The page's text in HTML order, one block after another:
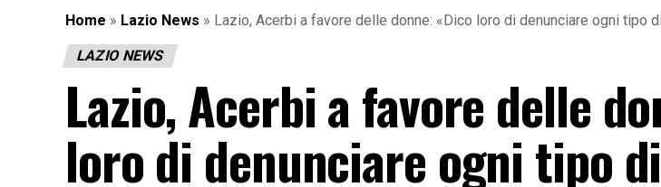
Home » Lazio News » Lazio, Acerbi a favore delle donne: «Dico loro di denunciare ogni tipo
LAZIO NEWS
Lazio, Acerbi a favore delle
loro di denunciare ogni tipo